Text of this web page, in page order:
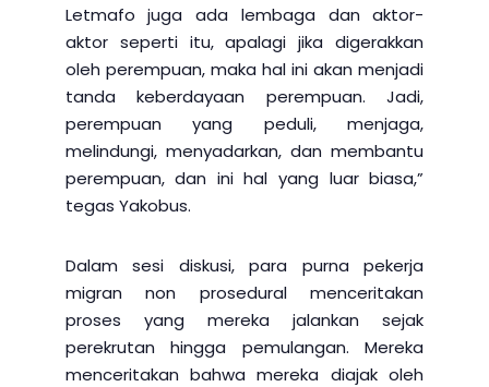
Letmafo juga ada lembaga dan aktor-
aktor seperti itu, apalagi jika digerakkan
oleh perempuan, maka hal ini akan menjadi
tanda keberdayaan perempuan. Jadi,
perempuan yang peduli, menjaga,
melindungi, menyadarkan, dan membantu
perempuan, dan ini hal yang luar biasa,”
tegas Yakobus.
Dalam sesi diskusi, para purna pekerja
migran non prosedural menceritakan
proses yang mereka jalankan sejak
perekrutan hingga pemulangan. Mereka
menceritakan bahwa mereka diajak oleh